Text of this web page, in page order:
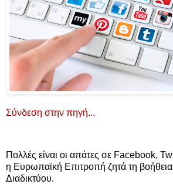
Σύνδεση στην πηγή...
Πολλές είναι οι απάτες σε Facebook,
η Ευρωπαϊκή Επιτροπή ζητά τη
Διαδικτύου.